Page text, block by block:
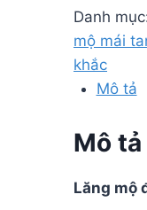
Danh
mộ mái
khắc
Mô tả
Mô tả
Lăng mộ